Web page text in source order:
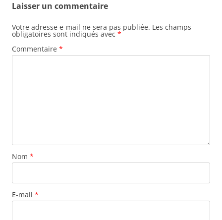
Laisser un commentaire
Votre adresse e-mail ne sera pas publiée. Les champs
obligatoires sont indiqués avec *
Commentaire *
Nom *
E-mail *